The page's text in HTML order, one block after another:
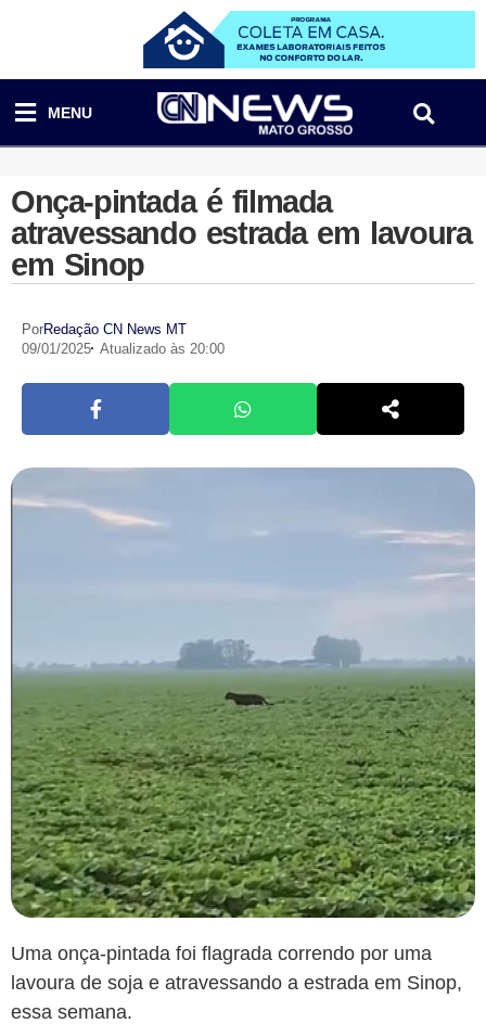
MENU
Onça-pintada é filmada
atravessando estrada em lavoura
em Sinop
PorRedação CN News MT
09/01/2025 Atualizado às 20:00
Uma onça-pintada foi flagrada correndo por uma
lavoura de soja e atravessando a estrada em Sinop,
essa semana.